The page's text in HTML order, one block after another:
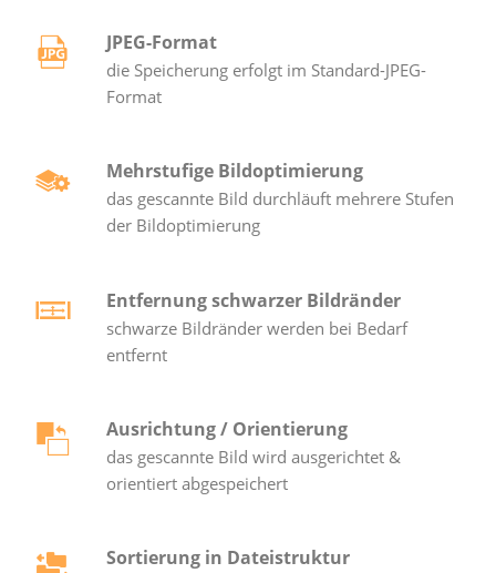
JPEG-Format
die Speicherung erfolgt im Standard-JPEG-
Format
Mehrstufige Bildoptimierung
das gescannte Bild durchläuft mehrere Stufen
der Bildoptimierung
Entfernung schwarzer Bildränder
schwarze Bildränder werden bei Bedarf
entfernt
Ausrichtung / Orientierung
das gescannte Bild wird ausgerichtet &
orientiert abgespeichert
Sortierung in Dateistruktur